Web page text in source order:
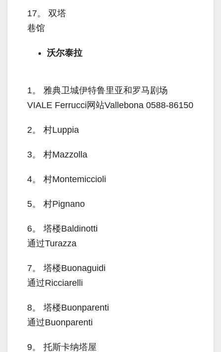
17。
双塔
巷馆
沃尔泰拉
1。
雅典卫城伊特鲁里亚和罗马剧场
VIALE Ferrucci网站Vallebona 0588-86150
2。 村Luppia
3。 村Mazzolla
4。 村Montemiccioli
5。 村Pignano
6。
塔楼Baldinotti
通过Turazza
7。
塔楼Buonaguidi
通过Ricciarelli
8。
塔楼Buonparenti
通过Buonparenti
9。 托斯卡纳塔屋